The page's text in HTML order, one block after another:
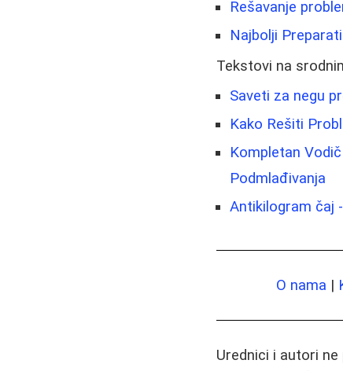
Rešavanje
Najbolji
Tekstovi na
Saveti za negu
Kako Rešiti
Kompletan
Podmlađivanja
Antikilogram čaj
O nama |
Urednici i autori